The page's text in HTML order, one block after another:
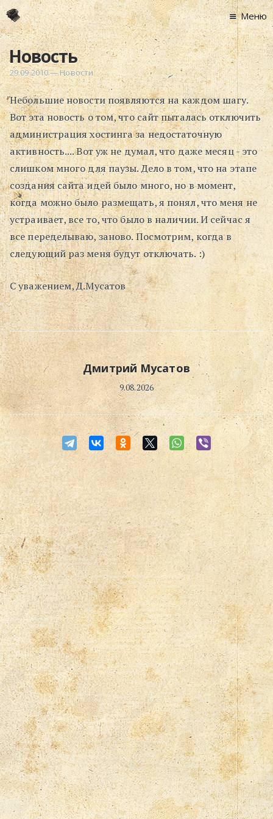
Главная
Новости
Графоманство
* Автотекст
*
* Хронограф
Арт-Рецензии
* Слушать
* Смотреть
* Читать
* По жизни
Блог
Поиск
Меню
Новость
29.09.2010—Новости
Небольшие новости появляются на каждом шагу.
Вот эта новость о том, что сайт пыталась отключить
администрация хостинга за недостаточную
активность.... Вот уж не думал, что даже месяц - это
слишком много для паузы. Дело в том, что на этапе
создания сайта идей было много, но в момент,
когда можно было размещать, я понял, что меня не
устраивает, все то, что было в наличии. И сейчас я
все переделываю, заново. Посмотрим, когда в
следующий раз меня будут отключать. :)
С уважением, Д.Мусатов
Дмитрий Мусатов
9.08.2026